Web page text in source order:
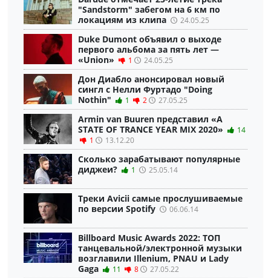
"Sandstorm" забегом на 6 км по
локациям из клипа
24.05.25
Duke Dumont объявил о выходе
первого альбома за пять лет —
«Union»
1 24.05.25
Дон Диабло анонсировал новый
сингл с Нелли Фуртадо "Doing
Nothin"
1 2 27.05.25
Armin van Buuren представил «A
STATE OF TRANCE YEAR MIX 2020»
14
1
13.12.20
Сколько зарабатывают популярные
диджеи?
1 25.05.14
Треки Avicii самые прослушиваемые
по версии Spotify
06.06.14
Billboard Music Awards 2022: ТОП
танцевальной/электронной музыки
возглавили Illenium, PNAU и Lady
Gaga
11 8 27.05.22